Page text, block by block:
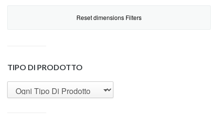
Reset dimensions Filters
TIPO DI PRODOTTO